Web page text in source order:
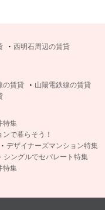
西明石周辺の賃貸
の賃貸
山陽電鉄線の賃貸
特集
で暮らそう！
デザイナーズマンション特集
シングルでセパレート特集
特集